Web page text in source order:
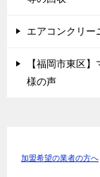
エアコンクリ
【福岡市東区
様の声
加盟希望の業者の方へ